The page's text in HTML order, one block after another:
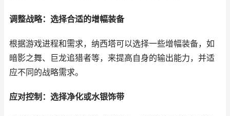
调整战略：选择合适的增幅装备
根据游戏进程和需求，纳西塔可以选择一些增幅装备，如
暗影之舞、巨龙追猎者等，来提高自身的输出能力，并适
应不同的战略需求。
应对控制：选择净化或水银饰带